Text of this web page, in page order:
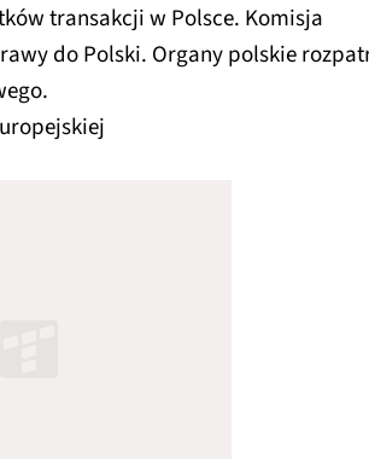
transakcji w Polsce. Komisja
do Polski. Organy polskie